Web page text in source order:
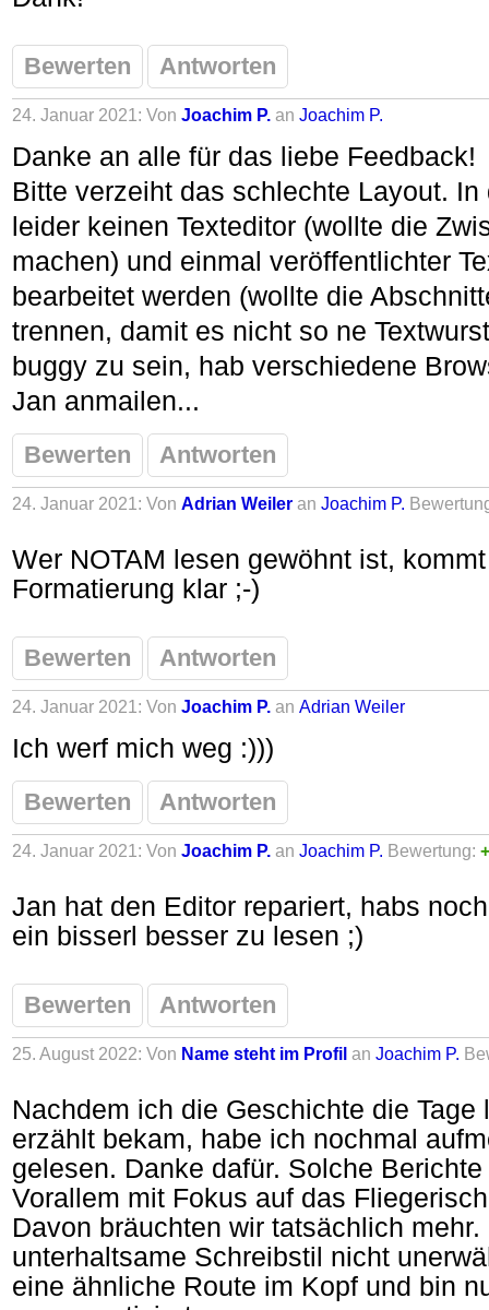
Bewerten Antworten
24. Januar 2021: Von Joachim P. an Joachim P.
Danke an alle für das liebe Feedback!
Bitte verzeiht das schlechte Layout.
leider keinen Texteditor (wollte die
machen) und einmal veröffentlichter
bearbeitet werden (wollte die
trennen, damit es nicht so ne
buggy zu sein, hab verschiedene
Jan anmailen...
Bewerten Antworten
24. Januar 2021: Von Adrian Weiler an Joachim P.
Wer NOTAM lesen gewöhnt ist,
Formatierung klar ;-)
Bewerten Antworten
24. Januar 2021: Von Joachim P. an Adrian Weiler
Ich werf mich weg :)))
Bewerten Antworten
24. Januar 2021: Von Joachim P. an Joachim P. Bewertung:
Jan hat den Editor repariert, habs
ein bisserl besser zu lesen ;)
Bewerten Antworten
25. August 2022: Von Name steht im Profil an Joachim P.
Nachdem ich die Geschichte die
erzählt bekam, habe ich nochmal
gelesen. Danke dafür. Solche
Vorallem mit Fokus auf das
Davon bräuchten wir tatsächlich
unterhaltsame Schreibstil nicht
eine ähnliche Route im Kopf und bin